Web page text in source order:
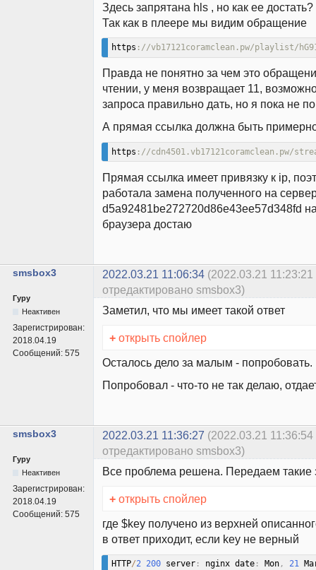
Здесь запрятана hls , но как ее
Так как в плеере мы видим обращение
https ://vb17121coramclean.pw/playlist/
Правда не понятно за чем это
чтении, у меня возвращает 11,
запроса правильно дать, но я пока не
А прямая ссылка должна быть
https ://cdn4501.vb17121coramclean.pw/
Прямая ссылка имеет привязку к ip,
работала замена полученного на
d5a92481be272720d86e43ee57d348fd
браузера достаю
smsbox3 2022.03.21 11:06:34 (2022.03.21 11:23:21
отредактировано smsbox3)
Гуру
Неактивен
Зарегистрирован:
2018.04.19
Сообщений: 575
Заметил, что мы имеет такой ответ
+ открыть спойлер
Осталось дело за малым - попробовать.
Попробовал - что-то не так делаю,
smsbox3 2022.03.21 11:36:27 (2022.03.21 11:36:54
отредактировано smsbox3)
Гуру
Неактивен
Зарегистрирован:
2018.04.19
Сообщений: 575
Все проблема решена. Передаем такие
+ открыть спойлер
где $key получено из верхней
в ответ приходит, если key не верный
HTTP/2 200 server: nginx date: Mon, 21